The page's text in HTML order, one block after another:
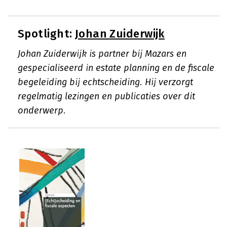
Spotlight: Johan Zuiderwijk
Johan Zuiderwijk is partner bij Mazars en
gespecialiseerd in estate planning en de fiscale
begeleiding bij echtscheiding. Hij verzorgt
regelmatig lezingen en publicaties over dit
onderwerp.